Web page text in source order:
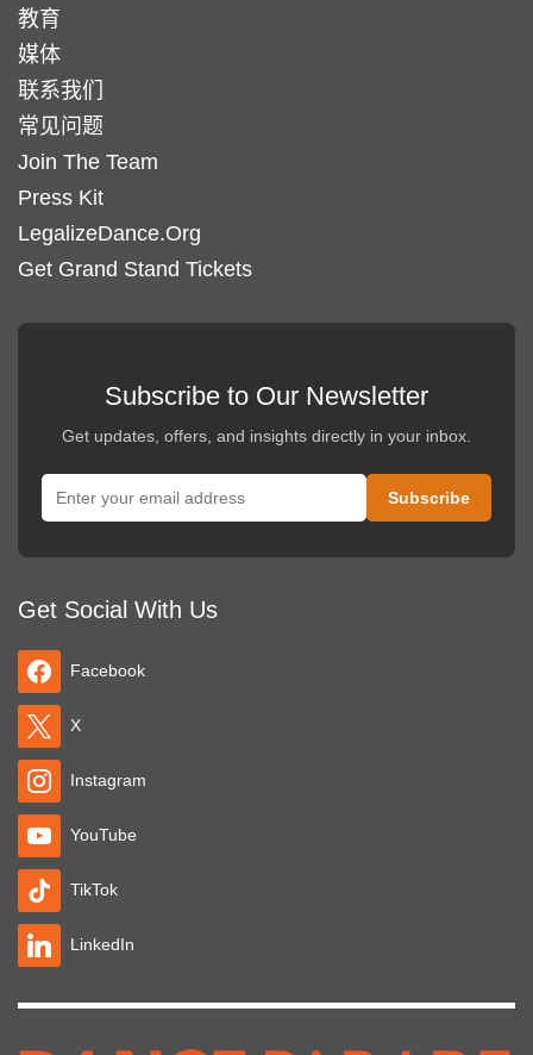
教育
媒体
联系我们
常见问题
Join The Team
Press Kit
LegalizeDance.Org
Get Grand Stand Tickets
Subscribe to Our Newsletter
Get updates, offers, and insights directly in your inbox.
Get Social With Us
Facebook
X
Instagram
YouTube
TikTok
LinkedIn